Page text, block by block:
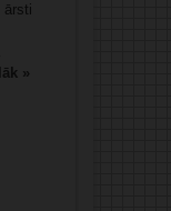
ārsti
»